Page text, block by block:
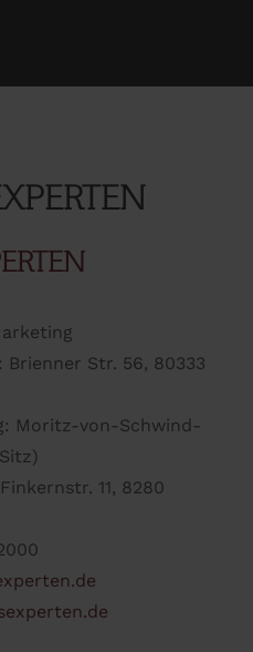
Brienner Str. 56, 80333
Moritz-von-Schwind-
11, 8280